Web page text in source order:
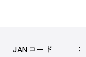
JANコード